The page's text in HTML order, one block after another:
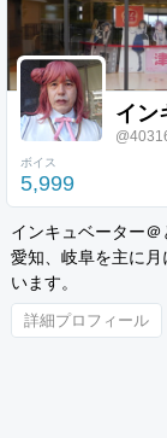
ボイス
5,999
インキュベーター＠
愛知、岐阜を主に
います。
詳細プロフィール